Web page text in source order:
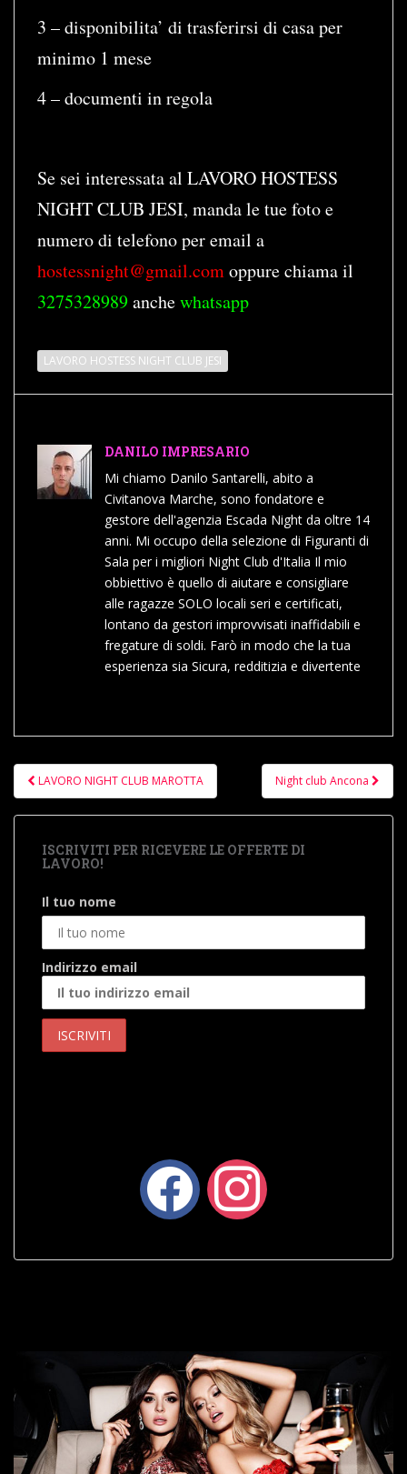
3 – disponibilita’ di trasferirsi di casa per
minimo 1 mese
4 – documenti in regola
Se sei interessata al LAVORO HOSTESS
NIGHT CLUB JESI, manda le tue foto e
numero di telefono per email a
hostessnight@gmail.comoppure chiama il
3275328989anchewhatsapp
LAVORO HOSTESS NIGHT CLUB JESI
DANILO IMPRESARIO
Mi chiamo Danilo Santarelli, abito a
Civitanova Marche, sono fondatore e
gestore dell'agenzia Escada Night da oltre 14
anni. Mi occupo della selezione di Figuranti di
Sala per i migliori Night Club d'Italia Il mio
obbiettivo è quello di aiutare e consigliare
alle ragazze SOLO locali seri e certificati,
lontano da gestori improvvisati inaffidabili e
fregature di soldi. Farò in modo che la tua
esperienza sia Sicura, redditizia e divertente
Navigazione
articoli
LAVORO NIGHT CLUB MAROTTA Night club Ancona
ISCRIVITI PER RICEVERE LE OFFERTE DI
LAVORO!
Il tuo nome
Indirizzo email
facebook instagram